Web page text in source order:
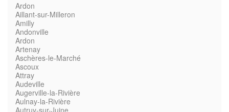
Ardon
Aillant-sur-Milleron
Amilly
Andonville
Ardon
Artenay
Aschères-le-Marché
Ascoux
Attray
Audeville
Augerville-la-Rivière
Aulnay-la-Rivière